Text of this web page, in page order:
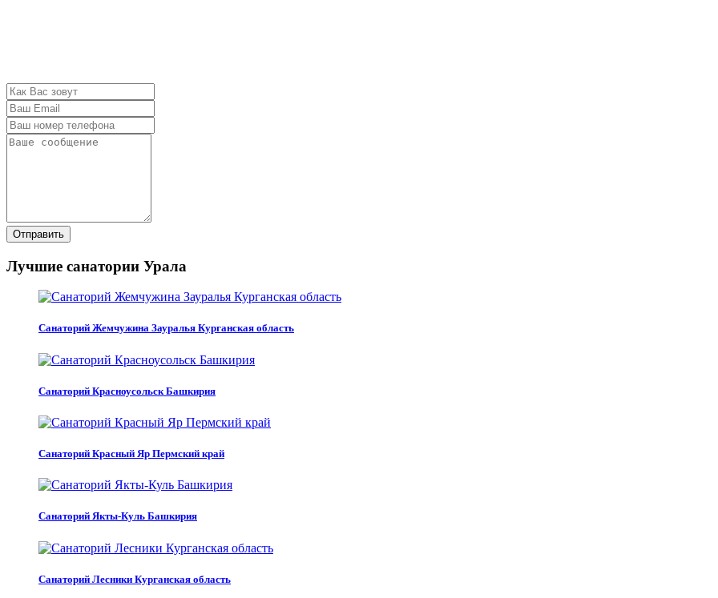
Отправить
Лучшие санатории Урала
Санаторий Жемчужина Зауралья Курганская область
Санаторий Красноусольск Башкирия
Санаторий Красный Яр Пермский край
Санаторий Якты-Куль Башкирия
Санаторий Лесники Курганская область